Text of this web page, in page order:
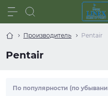
Производитель Pentair
Pentair